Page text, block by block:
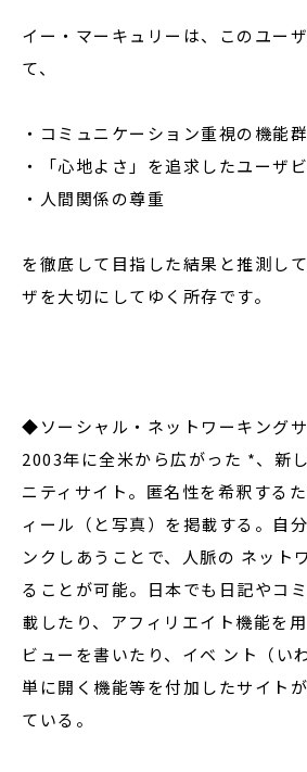
イー・マーキュリーは、このユー
て、
・コミュニケーション重視の機能
・「心地よさ」を追求したユーザ
・人間関係の尊重
を徹底して目指した結果と推測し
ザを大切にしてゆく所存です。
◆ソーシャル・ネットワーキング
2003年に全米から広がった *、新
ニティサイト。匿名性を希釈する
ィール（と写真）を掲載する。自
ンクしあうことで、人脈の ネット
ることが可能。日本でも日記やコ
載したり、アフィリエイト機能を
ビューを書いたり、イベ ント（い
単に開く機能等を付加したサイト
ている。